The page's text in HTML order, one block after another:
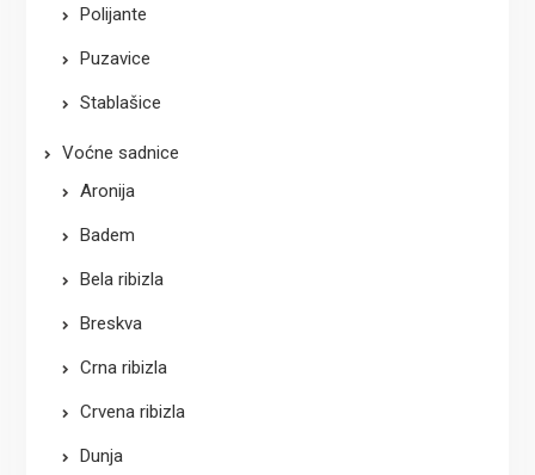
Polijante
Puzavice
Stablašice
Voćne sadnice
Aronija
Badem
Bela ribizla
Breskva
Crna ribizla
Crvena ribizla
Dunja